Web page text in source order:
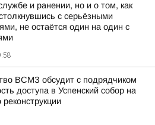
и ранении, но и о том, как
с серьёзными
не остаётся один на один с
ВСМЗ обсудит с подрядчиком
доступа в Успенский собор на
реконструкции